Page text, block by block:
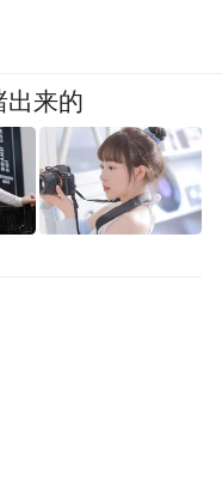
出来的